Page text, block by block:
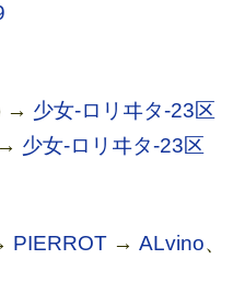
→ 少女-ロリヰタ-23区
→ 少女-ロリヰタ-23区
PIERROT →ALvino、